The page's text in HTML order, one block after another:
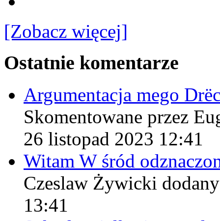
[Zobacz więcej]
Ostatnie komentarze
Argumentacja mego
Skomentowane przez
26 listopad 2023 12:41
Witam W śród
Czeslaw Żywicki
13:41